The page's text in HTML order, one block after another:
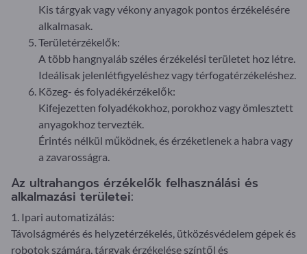
Kis tárgyak vagy vékony anyagok pontos érzékelésére
alkalmasak.
Területérzékelők:
A több hangnyaláb széles érzékelési területet hoz létre.
Ideálisak jelenlétfigyeléshez vagy térfogatérzékeléshez.
Közeg- és folyadékérzékelők:
Kifejezetten folyadékokhoz, porokhoz vagy ömlesztett
anyagokhoz tervezték.
Érintés nélkül működnek, és érzéketlenek a habra vagy
a zavarosságra.
Az ultrahangos érzékelők felhasználási és
alkalmazási területei:
1. Ipari automatizálás:
Távolságmérés és helyzetérzékelés, ütközésvédelem gépek és
robotok számára, tárgyak érzékelése színtől és